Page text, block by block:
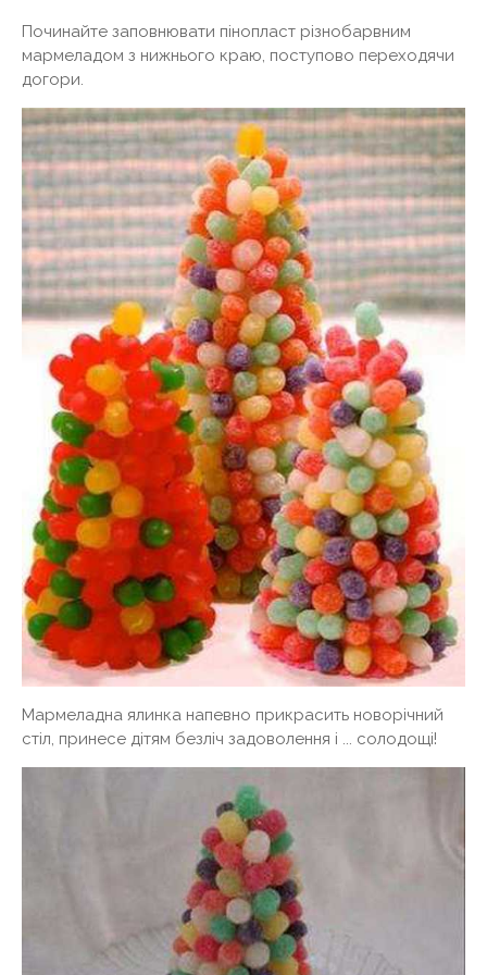
Починайте заповнювати пінопласт різнобарвним
мармеладом з нижнього краю, поступово переходячи
догори.
Мармеладна ялинка напевно прикрасить новорічний
стіл, принесе дітям безліч задоволення і ... солодощі!